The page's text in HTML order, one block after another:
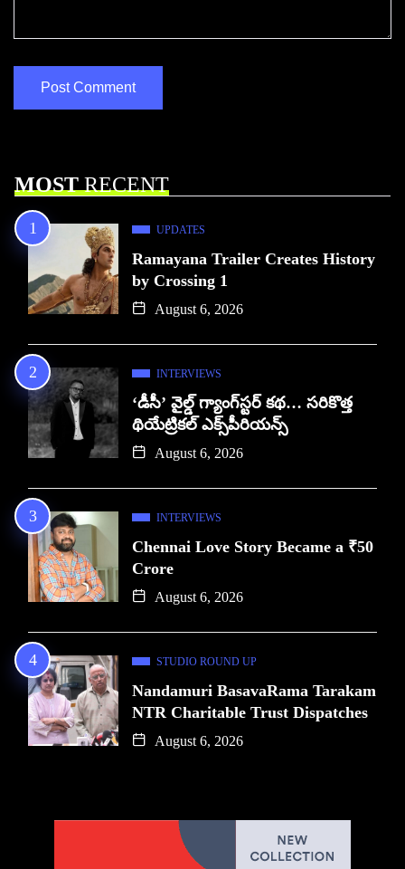
MOSTRECENT
UPDATES
Ramayana Trailer Creates History
by Crossing 1
August 6, 2026
INTERVIEWS
‘డీసీ’ వైల్డ్ గ్యాంగ్‌స్టర్ కథ… సరికొత్త
థియేట్రికల్ ఎక్స్‌పీరియన్స్
August 6, 2026
INTERVIEWS
Chennai Love Story Became a ₹50
Crore
August 6, 2026
STUDIO ROUND UP
Nandamuri BasavaRama Tarakam
NTR Charitable Trust Dispatches
August 6, 2026